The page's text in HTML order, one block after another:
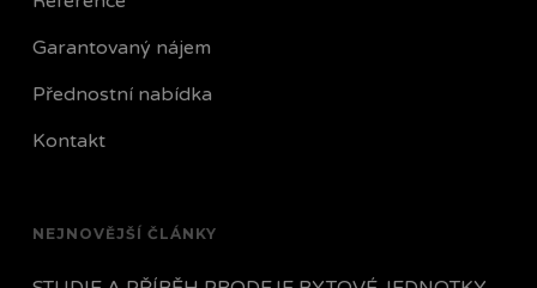
Garantovaný nájem
Přednostní nabídka
Kontakt
NEJNOVĚJŠÍ ČLÁNKY